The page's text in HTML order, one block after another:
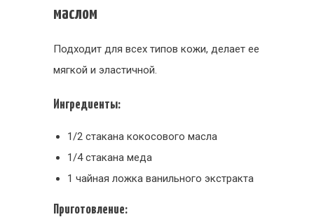
маслом
Подходит для всех типов кожи, делает ее
мягкой и эластичной.
Ингредиенты:
1/2 стакана кокосового масла
1/4 стакана меда
1 чайная ложка ванильного экстракта
Приготовление: